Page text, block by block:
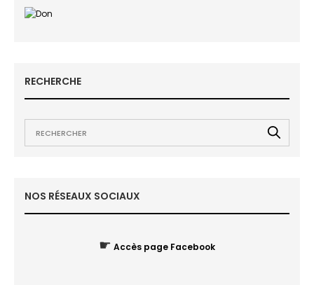
RECHERCHE
NOS RÉSEAUX SOCIAUX
☛ Accès page Facebook